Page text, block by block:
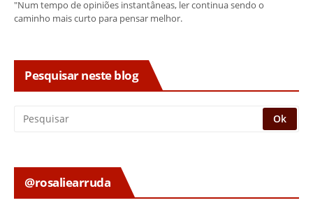
"Num tempo de opiniões instantâneas, ler continua sendo o
caminho mais curto para pensar melhor.
Pesquisar neste blog
@rosaliearruda